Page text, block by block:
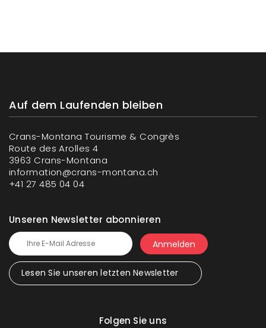
Auf dem Laufenden bleiben
Crans-Montana Tourisme & Congrès
Route des Arolles 4
3963 Crans-Montana
information@crans-montana.ch
+41 27 485 04 04
Unseren Newsletter abonnieren
Lesen Sie unseren letzten Newsletter
Folgen Sie uns